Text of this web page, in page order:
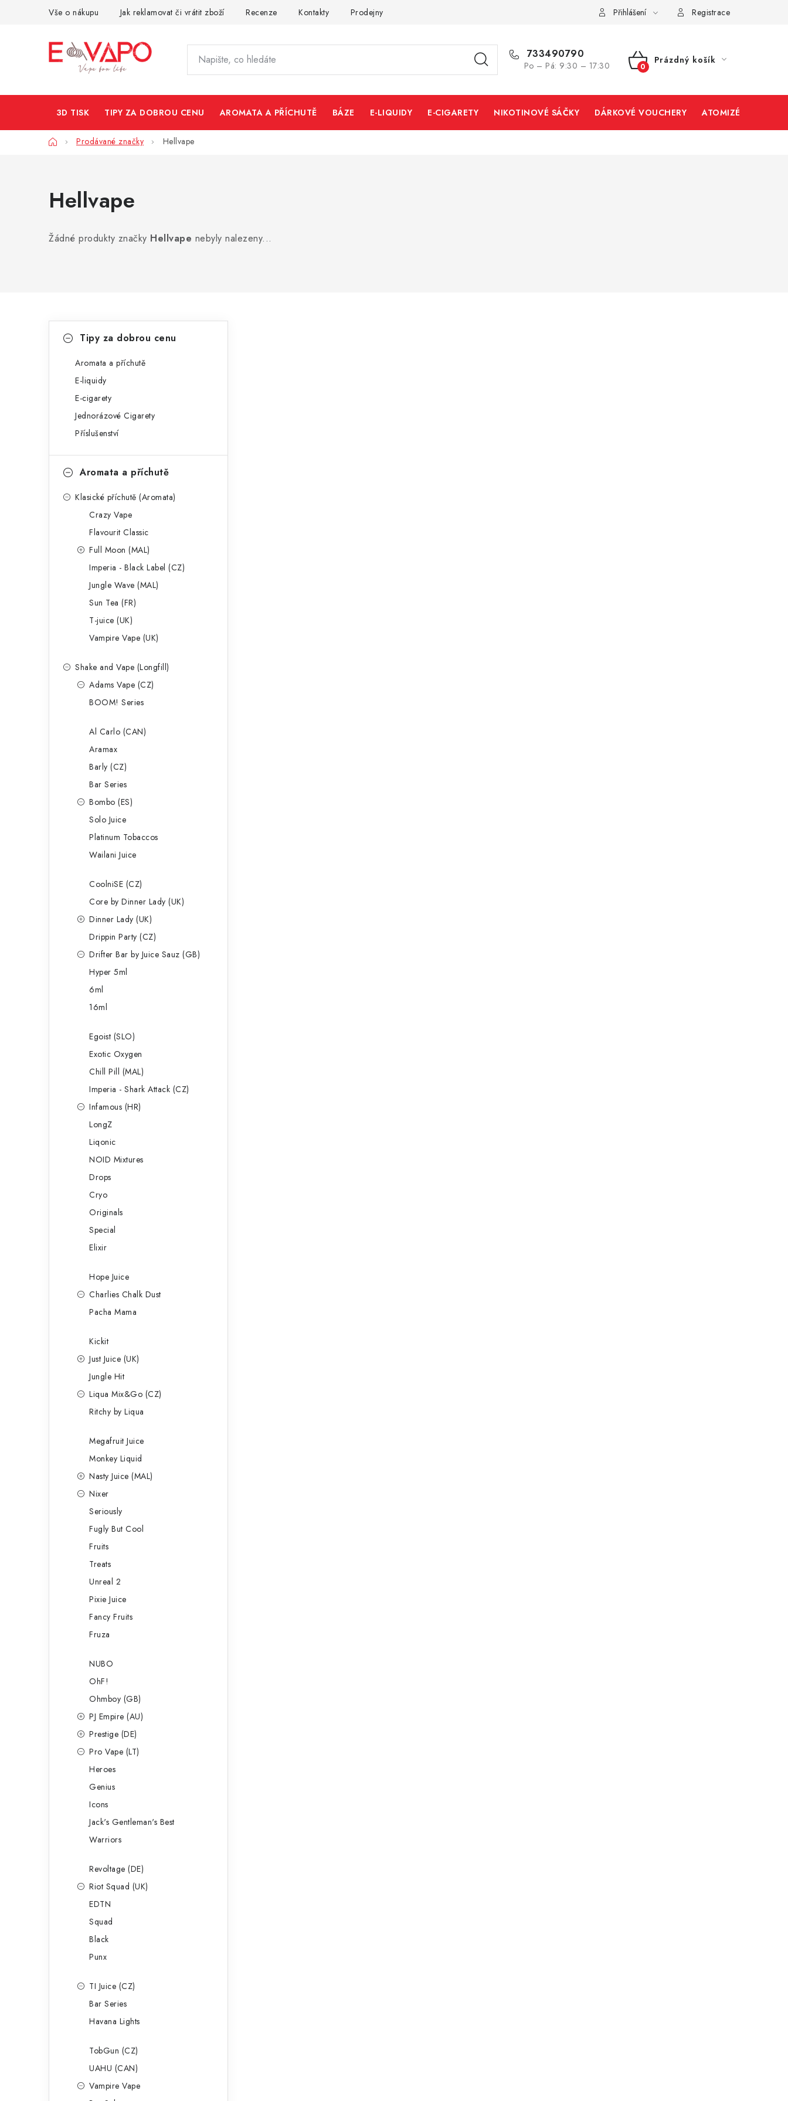
Vše o nákupu Jak reklamovat či vrátit zboží Recenze Kontakty Prodejny Přihlášení Registrace
733490790
Po – Pá: 9:30 – 17:30
NÁKUPNÍ
Prázdný košík
3D TISK TIPY ZA DOBROU CENU AROMATA A PŘÍCHUTĚ BÁZE E-LIQUIDY E-CIGARETY NIKOTINOVÉ SÁČKY DÁRKOVÉ VOUCHERY ATOMIZÉRY A
DomůProdávané značky Hellvape
Hellvape
Žádné produkty značky Hellvape nebyly nalezeny...
kategorieTipy za dobrou cenu
Aromata a příchutě
E-liquidy
E-cigarety
Jednorázové Cigarety
Příslušenství
Aromata a příchutě
Klasické příchutě (Aromata)
Crazy Vape
Flavourit Classic
Full Moon (MAL)
Imperia - Black Label (CZ)
Jungle Wave (MAL)
Sun Tea (FR)
T-juice (UK)
Vampire Vape (UK)
Shake and Vape (Longfill)
Adams Vape (CZ)
BOOM! Series
Al Carlo (CAN)
Aramax
Barly (CZ)
Bar Series
Bombo (ES)
Solo Juice
Platinum Tobaccos
Wailani Juice
CoolniSE (CZ)
Core by Dinner Lady (UK)
Dinner Lady (UK)
Drippin Party (CZ)
Drifter Bar by Juice Sauz (GB)
Hyper 5ml
6ml
16ml
Egoist (SLO)
Exotic Oxygen
Chill Pill (MAL)
Imperia - Shark Attack (CZ)
Infamous (HR)
LongZ
Liqonic
NOID Mixtures
Drops
Cryo
Originals
Special
Elixir
Hope Juice
Charlies Chalk Dust
Pacha Mama
Kickit
Just Juice (UK)
Jungle Hit
Liqua Mix&Go (CZ)
Ritchy by Liqua
Megafruit Juice
Monkey Liquid
Nasty Juice (MAL)
Nixer
Seriously
Fugly But Cool
Fruits
Treats
Unreal 2
Pixie Juice
Fancy Fruits
Fruza
NUBO
OhF!
Ohmboy (GB)
PJ Empire (AU)
Prestige (DE)
Pro Vape (LT)
Heroes
Genius
Icons
Jack's Gentleman's Best
Warriors
Revoltage (DE)
Riot Squad (UK)
EDTN
Squad
Black
Punx
TI Juice (CZ)
Bar Series
Havana Lights
TobGun (CZ)
UAHU (CAN)
Vampire Vape